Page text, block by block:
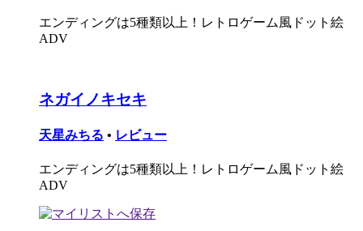
エンディングは5種類以上！レトロゲーム風ドット絵
ADV
ネガイノキセキ
天星みちる • レビュー
エンディングは5種類以上！レトロゲーム風ドット絵
ADV